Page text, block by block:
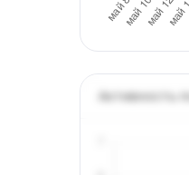
Активность